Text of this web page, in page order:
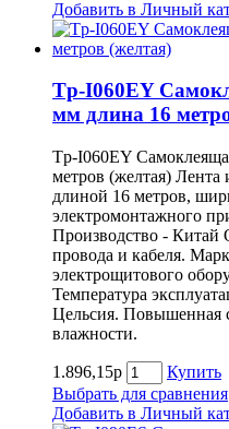
Добавить в Личный
Tp-I060EY
мм длина 16
Tp-I060EY
метров (желтая)
длиной 16 метров,
электромонтажного
Производство - Китай
провода и кабеля.
электрощитового
Температура
Цельсия. Повышенная
влажности.
1.896,15р
Купить
Выбрать для сравнения
Добавить в Личный